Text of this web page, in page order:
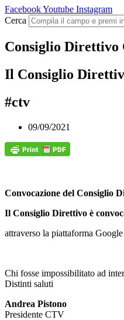
FacebookYoutube Instagram
Cerca
Consiglio Direttivo
Il Consiglio
#ctv
09/09/2021
Convocazione del Consiglio
Il Consiglio Direttivo è
attraverso la piattaforma
Chi fosse impossibilitato ad
Distinti saluti
Andrea Pistono
Presidente CTV